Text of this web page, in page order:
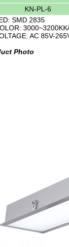
KN-PL-6
SMD 2835
AC 85V-
Photo